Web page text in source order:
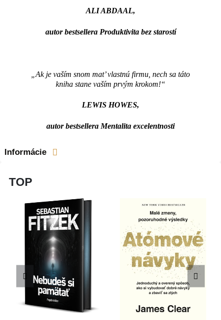
ALI ABDAAL,
autor bestsellera Produktivita bez starostí
„Ak je vaším snom mat’ vlastnú firmu, nech sa táto
kniha stane vaším prvým krokom!“
LEWIS HOWES,
autor bestsellera Mentalita excelentnosti
Informácie
TOP